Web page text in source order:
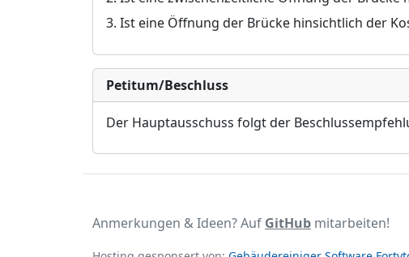
3. Ist eine Öffnung der Brücke hinsichtlich der
Petitum/Beschluss
Der Hauptausschuss folgt der
Anmerkungen & Ideen? Auf GitHub mitarbeiten!